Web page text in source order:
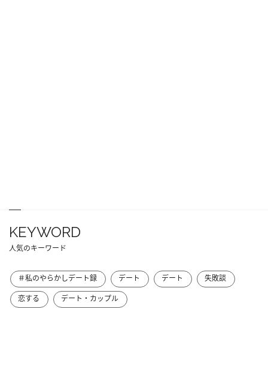
KEYWORD
人気のキーワード
＃私のやらかしデート録 デート デート
失敗談
恋する
デート・カップル